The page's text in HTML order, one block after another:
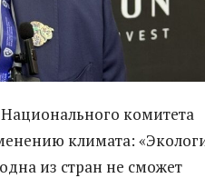
комитета
климата:
из стран не сможет